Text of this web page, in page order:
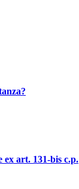
art. 131-bis c.p.